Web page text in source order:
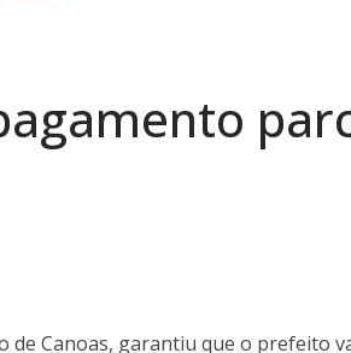
de Canoas, garantiu que o prefeito